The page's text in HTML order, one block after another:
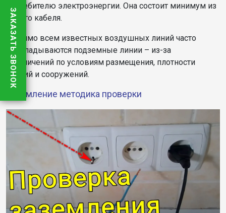
потребителю электроэнергии. Она состоит минимум из
одного кабеля.
Помимо всем известных воздушных линий часто
прокладываются подземные линии – из-за
ограничений по условиям размещения, плотности
зданий и сооружений.
Заземление методика проверки
ЗАКАЗАТЬ ЗВОНОК